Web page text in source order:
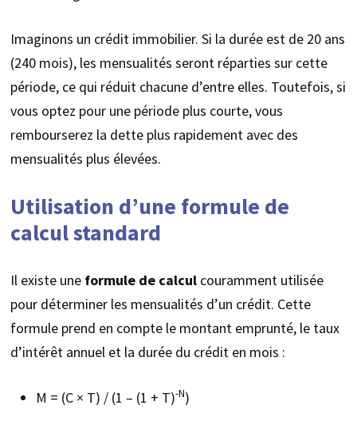
Imaginons un crédit immobilier. Si la durée est de 20 ans
(240 mois), les mensualités seront réparties sur cette
période, ce qui réduit chacune d’entre elles. Toutefois, si
vous optez pour une période plus courte, vous
rembourserez la dette plus rapidement avec des
mensualités plus élevées.
Utilisation d’une formule de
calcul standard
Il existe une formule de calculcouramment utilisée
pour déterminer les mensualités d’un crédit. Cette
formule prend en compte le montant emprunté, le taux
d’intérêt annuel et la durée du crédit en mois :
M = (C × T) / (1 – (1 + T)-N)